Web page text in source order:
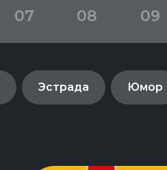
07 08 09
Эстрада Юмор